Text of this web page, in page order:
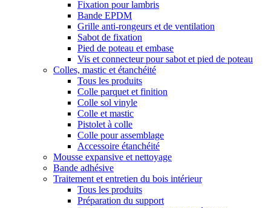
Fixation pour lambris
Bande EPDM
Grille anti-rongeurs et de ventilation
Sabot de fixation
Pied de poteau et embase
Vis et connecteur pour sabot et pied de poteau
Colles, mastic et étanchéité
Tous les produits
Colle parquet et finition
Colle sol vinyle
Colle et mastic
Pistolet à colle
Colle pour assemblage
Accessoire étanchéité
Mousse expansive et nettoyage
Bande adhésive
Traitement et entretien du bois intérieur
Tous les produits
Préparation du support